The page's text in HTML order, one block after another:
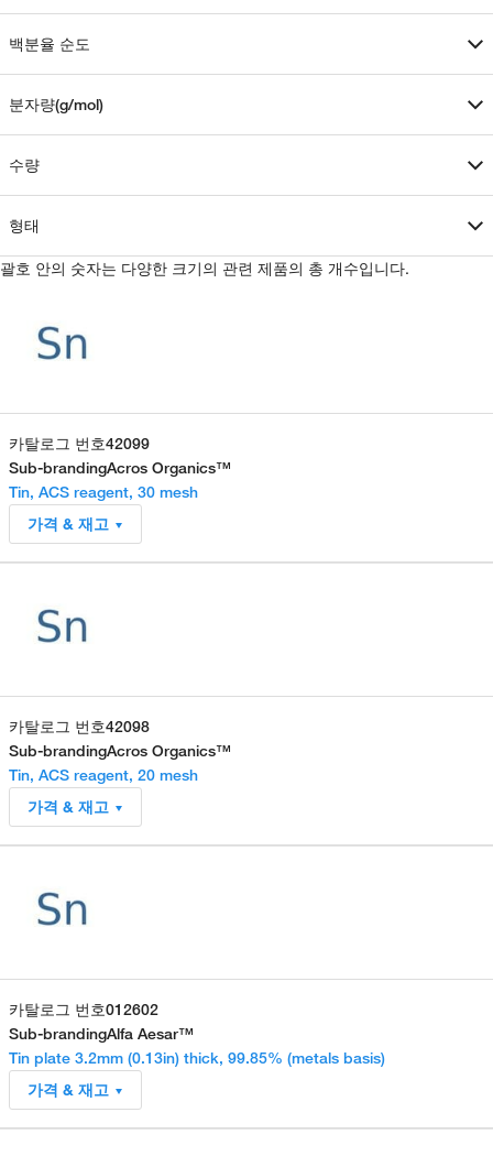
백분율 순도
분자량(g/mol)
수량
형태
괄호 안의 숫자는 다양한 크기의 관련 제품의 총 개수입니다.
카탈로그 번호42099
Sub-brandingAcros Organics™
Tin, ACS reagent, 30 mesh
가격 & 재고
카탈로그 번호42098
Sub-brandingAcros Organics™
Tin, ACS reagent, 20 mesh
가격 & 재고
카탈로그 번호012602
Sub-brandingAlfa Aesar™
Tin plate 3.2mm (0.13in) thick, 99.85% (metals basis)
가격 & 재고